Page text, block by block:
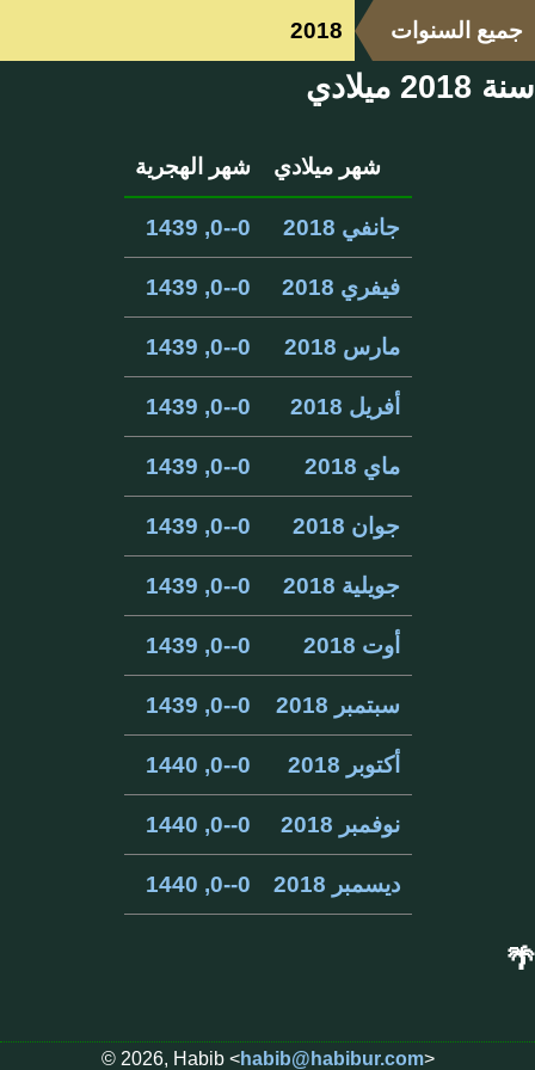
جميع السنوات 2018
سنة 2018 ميلادي
شهر ميلادي شهر الهجرية
جانفي 2018 0--0, 1439
فيفري 2018 0--0, 1439
مارس 2018 0--0, 1439
أفريل 2018 0--0, 1439
ماي 2018 0--0, 1439
جوان 2018 0--0, 1439
جويلية 2018 0--0, 1439
أوت 2018 0--0, 1439
سبتمبر 2018 0--0, 1439
أكتوبر 2018 0--0, 1440
نوفمبر 2018 0--0, 1440
ديسمبر 2018 0--0, 1440
🌴
© 2026, Habib <habib@habibur.com>